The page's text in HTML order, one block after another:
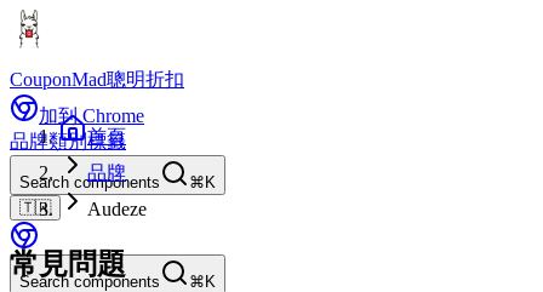
CouponMad聰明折扣
加到 Chrome
品牌類別標籤
Search components
⌘K
🇹🇼
Search components ⌘K
首頁
品牌
Audeze
常見問題